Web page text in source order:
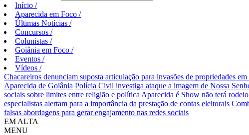
Início /
Aparecida em Foco /
Últimas Notícias /
Concursos /
Colunistas /
Goiânia em Foco /
Eventos /
Vídeos /
Chacareiros denunciam suposta articulação para invasões de propriedades
Aparecida de Goiânia Polícia Civil investiga ataque a imagem de Nossa
sociais sobre limites entre religião e política Aparecida é Show não terá
especialistas alertam para a importância da prestação de contas eleitorais
falsas abordagens para gerar engajamento nas redes sociais
EM ALTA
MENU